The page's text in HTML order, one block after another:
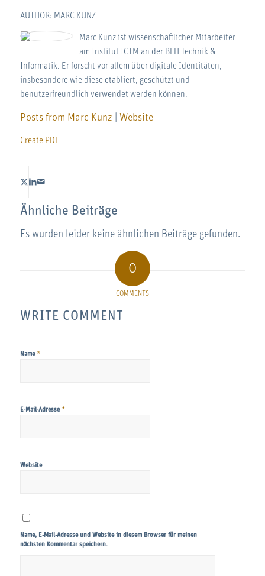
AUTHOR: MARC KUNZ
Marc Kunz ist wissenschaftlicher Mitarbeiter
am Institut ICTM an der BFH Technik &
Informatik. Er forscht vor allem über digitale Identitäten,
insbesondere wie diese etabliert, geschützt und
benutzerfreundlich verwendet werden können.
Posts from Marc Kunz Website
Create PDF
Ähnliche Beiträge
Es wurden leider keine ähnlichen Beiträge gefunden.
0
COMMENTS
WRITE COMMENT
Name *
E-Mail-Adresse *
Website
Name, E-Mail-Adresse und Website in diesem Browser für meinen
nächsten Kommentar speichern.